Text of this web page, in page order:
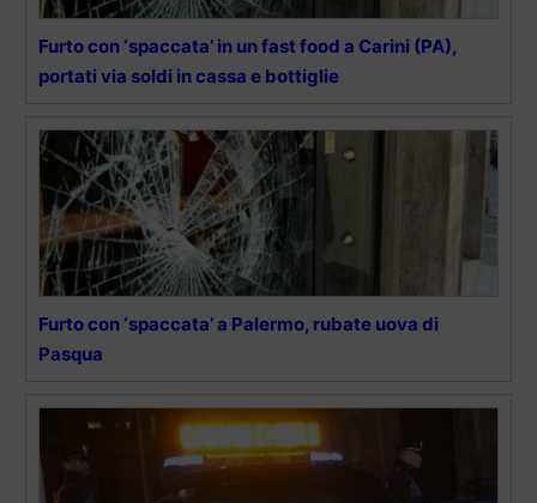
Furto con ‘spaccata’ in un fast food a Carini (PA),
portati via soldi in cassa e bottiglie
Furto con ‘spaccata’ a Palermo, rubate uova di
Pasqua